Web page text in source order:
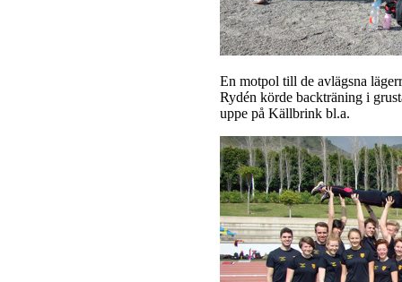
En motpol till de avlägsna
Rydén körde backträning i
uppe på Källbrink bl.a.